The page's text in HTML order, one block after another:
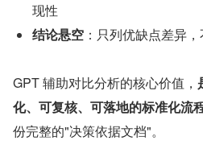
现性
结论悬空 ：只列优缺点差异
GPT 辅助对比分析的核心价值，
化、可复核、可落地的标准化流
份完整的"决策依据文档"。